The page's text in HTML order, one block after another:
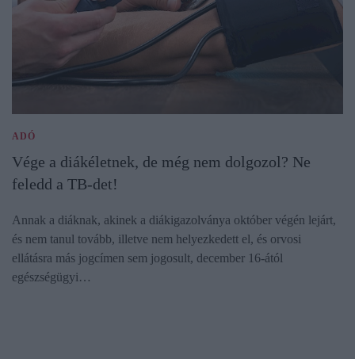
ADÓ
Vége a diákéletnek, de még nem dolgozol? Ne
feledd a TB-det!
Annak a diáknak, akinek a diákigazolványa október végén lejárt,
és nem tanul tovább, illetve nem helyezkedett el, és orvosi
ellátásra más jogcímen sem jogosult, december 16-ától
egészségügyi…